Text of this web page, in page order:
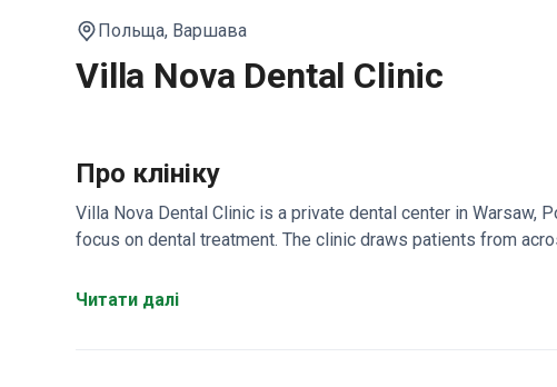
Польща, Варшава
Villa Nova Dental Clinic
Про клініку
Villa Nova Dental Clinic is a private dental center in Warsaw,
focus on dental treatment. The clinic draws patients from
groups.
Читати далі